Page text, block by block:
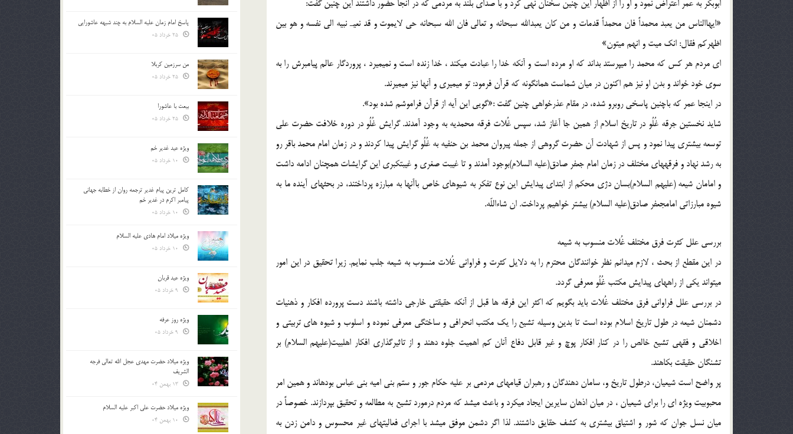
ابوبكر به عمر اعتراض نمود و او را از اظهار اين چنين سخنان نهي كرد و با صداي بلند به مردمي كه در آنجا حضور داشتند اين چنين گفت:
«ايهاالناس من يعبد محمداً فان محمداً قدمات و من كان يعبدالله سبحانه و تعالي فان الله سبحانه حي لايموت و قد نعيـ نبيه الي نفسه و هو بين
اظهركم فقال: انك ميت و انهم ميتون»
اي مردم هر كس كه محمد را ميپرستد بداند كه او مرده است و آنكه خدا را عبادت ميكند ، خدا زنده است و نميميرد ، پروردگار عالم پيامبرش را به
سوي خود خواند و بدن او نيز هم اكنون در ميان شماست همانگونه كه قرآن فرمود: تو ميميري و آنها نيز ميميرند.
در اينجا عمر كه باچنين پاسخي روبرو شده، در مقام عذرخواهي چنين گفت :«گويي اين آيه از قرآن فراموشم شده بود».
شايد نخستين جرقه غُلُو در تاريخ اسلام از همين جا آغاز شد، سپس غُلات فرقه محمديه به وجود آمدند. گرايش غُلُو در دوره خلافت حضرت علي
توسعه بيشتري پيدا نمود و پس از شهادت آن حضرت گروهي از جمله پيروان محمد بن حنفيه به غُلُو گرايش پيدا كردند و در زمان امام محمد باقر رو
به رشد نهاد و فرقههاي مختلف در زمان امام جعفر صادق(عليه السلام)بوجود آمدند و تا غيبت صغري و غيبتكبري اين گرايشات همچنان ادامه داشت
و امامان شيعه (عليهم السلام)بسان دژي محكم از ابتداي پيدايش اين نوع تفكر به شيوهاي خاص باآنها به مبارزه پرداختند، در بحثهاي آينده ما به
شيوه مبارزاتي امامجعفر صادق(عليه السلام) بيشتر خواهيم پرداخت. ان شاءاللّه.
بررسي علل كثرت فرق مختلف غُلات منسوب به شيعه
در اين مقطع از بحث ، لازم ميدانم نظر خوانندگان محترم را به دلايل كثرت و فراواني غُلات منسوب به شيعه جلب نمايم. زيرا تحقيق در اين امور
ميتواند يكي از راههاي پيدايش مكتب غُلُو معرفي گردد.
در بررسي علل فراواني فرق مختلف غُلات بايد بگويم كه اكثر اين فرقه ها قبل از آنكه حقيقتي خارجي داشته باشند دست پرورده افكار و ذهنيات
دشمنان شيعه در طول تاريخ اسلام بوده است تا بدين وسيله تشيع را يك مكتب انحرافي و ساختگي معرفي نموده و اسلوب و شيوه هاي تربيتي و
اخلاقي و فقهي تشيع خالص را در كنار افكار پوچ و غير قابل دفاع آنان كم اهميت جلوه دهند و از تاثيرگذاري افكار اهلبيت(عليهم السلام) بر
تشنگان حقيقت بكاهند.
پر واضح است شيعيان، درطول تاريخ و، سامان دهندگان و رهبران قيامهاي مردمي بر عليه حكام جور و ستم بني اميه بني عباس بودهاند و همين امر
محبوبيت ويژه اي را براي شيعيان ، در ميان اذهان سايرين ايجاد ميكرد و باعث ميشد كه مردم درمورد تشيع به مطالعه و تحقيق بپردازند. خصوصاً در
ميان نسل جوان كه شور و اشتياق بيشتري به كشف حقايق داشتند. لذا اگر دشمن موفق ميشد با اجراي فعاليتهاي غير محسوس و دامن زدن به
پاسخ امام زمان علیه السلام به چند شبهه عاشورایی
من سرزمین کربلا
بیعت با عاشورا
ویژه عید غدیر خم
کامل ترین پیام غدیر ترجمه روان از خطابه جهانی
پیامبر اکرم در غدیر خم
ویژه میلاد امام هادی علیه السلام
ویژه عید قربان
ویژه روز عرفه
ویژه میلاد حضرت مهدی عجل الله تعالی فرجه
الشريف
ویژه میلاد حضرت علی اکبر علیه السلام